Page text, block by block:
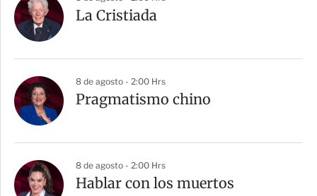
La Cristiada
8 de agosto - 2:00 Hrs
Pragmatismo chino
8 de agosto - 2:00 Hrs
Hablar con los muertos